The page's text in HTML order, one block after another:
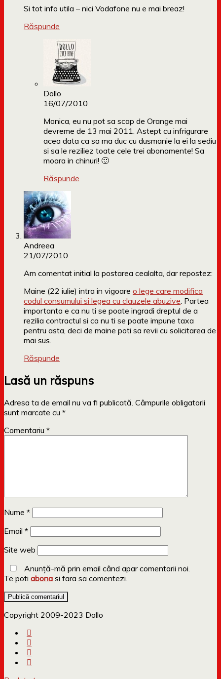
Si tot info utila – nici Vodafone nu e mai breaz!
Răspunde
Dollo
16/07/2010
Monica, eu nu pot sa scap de Orange mai
devreme de 13 mai 2011. Astept cu infrigurare
acea data ca sa ma duc cu dusmanie la ei la sediu
si sa le reziliez toate cele trei abonamente! Sa
moara in chinuri! 🙂
Răspunde
Andreea
21/07/2010
Am comentat initial la postarea cealalta, dar repostez:
Maine (22 iulie) intra in vigoare o lege care modifica
codul consumului si legea cu clauzele abuzive. Partea
importanta e ca nu ti se poate ingradi dreptul de a
rezilia contractul si ca nu ti se poate impune taxa
pentru asta, deci de maine poti sa revii cu solicitarea de
mai sus.
Răspunde
Lasă un răspuns
Adresa ta de email nu va fi publicată. Câmpurile obligatorii
sunt marcate cu *
Comentariu *
Nume *
Email *
Site web
Anunță-mă prin email când apar comentarii noi.
Te poti abona si fara sa comentezi.
Copyright 2009-2023 Dollo